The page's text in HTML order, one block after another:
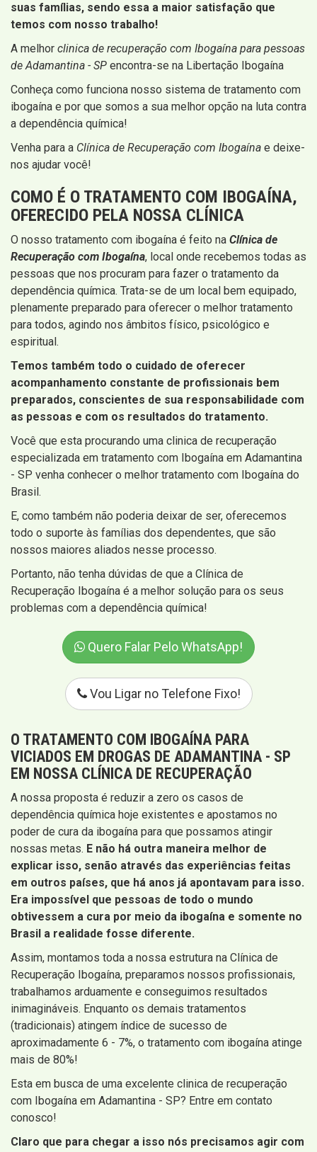
suas famílias, sendo essa a maior satisfação que
temos com nosso trabalho!
A melhor clinica de recuperação com Ibogaína para pessoas
de Adamantina - SP encontra-se na Libertação Ibogaína
Conheça como funciona nosso sistema de tratamento com
ibogaína e por que somos a sua melhor opção na luta contra
a dependência química!
Venha para a Clínica de Recuperação com Ibogaína e deixe-
nos ajudar você!
COMO É O TRATAMENTO COM IBOGAÍNA,
OFERECIDO PELA NOSSA CLÍNICA
O nosso tratamento com ibogaína é feito na Clínica de
Recuperação com Ibogaína, local onde recebemos todas as
pessoas que nos procuram para fazer o tratamento da
dependência química. Trata-se de um local bem equipado,
plenamente preparado para oferecer o melhor tratamento
para todos, agindo nos âmbitos físico, psicológico e
espiritual.
Temos também todo o cuidado de oferecer
acompanhamento constante de profissionais bem
preparados, conscientes de sua responsabilidade com
as pessoas e com os resultados do tratamento.
Você que esta procurando uma clinica de recuperação
especializada em tratamento com Ibogaína em Adamantina
- SP venha conhecer o melhor tratamento com Ibogaína do
Brasil.
E, como também não poderia deixar de ser, oferecemos
todo o suporte às famílias dos dependentes, que são
nossos maiores aliados nesse processo.
Portanto, não tenha dúvidas de que a Clínica de
Recuperação Ibogaína é a melhor solução para os seus
problemas com a dependência química!
Quero Falar Pelo WhatsApp!
Vou Ligar no Telefone Fixo!
O TRATAMENTO COM IBOGAÍNA PARA
VICIADOS EM DROGAS DE ADAMANTINA - SP
EM NOSSA CLÍNICA DE RECUPERAÇÃO
A nossa proposta é reduzir a zero os casos de
dependência química hoje existentes e apostamos no
poder de cura da ibogaína para que possamos atingir
nossas metas. E não há outra maneira melhor de
explicar isso, senão através das experiências feitas
em outros países, que há anos já apontavam para isso.
Era impossível que pessoas de todo o mundo
obtivessem a cura por meio da ibogaína e somente no
Brasil a realidade fosse diferente.
Assim, montamos toda a nossa estrutura na Clínica de
Recuperação Ibogaína, preparamos nossos profissionais,
trabalhamos arduamente e conseguimos resultados
inimagináveis. Enquanto os demais tratamentos
(tradicionais) atingem índice de sucesso de
aproximadamente 6 - 7%, o tratamento com ibogaína atinge
mais de 80%!
Esta em busca de uma excelente clinica de recuperação
com Ibogaína em Adamantina - SP? Entre em contato
conosco!
Claro que para chegar a isso nós precisamos agir com